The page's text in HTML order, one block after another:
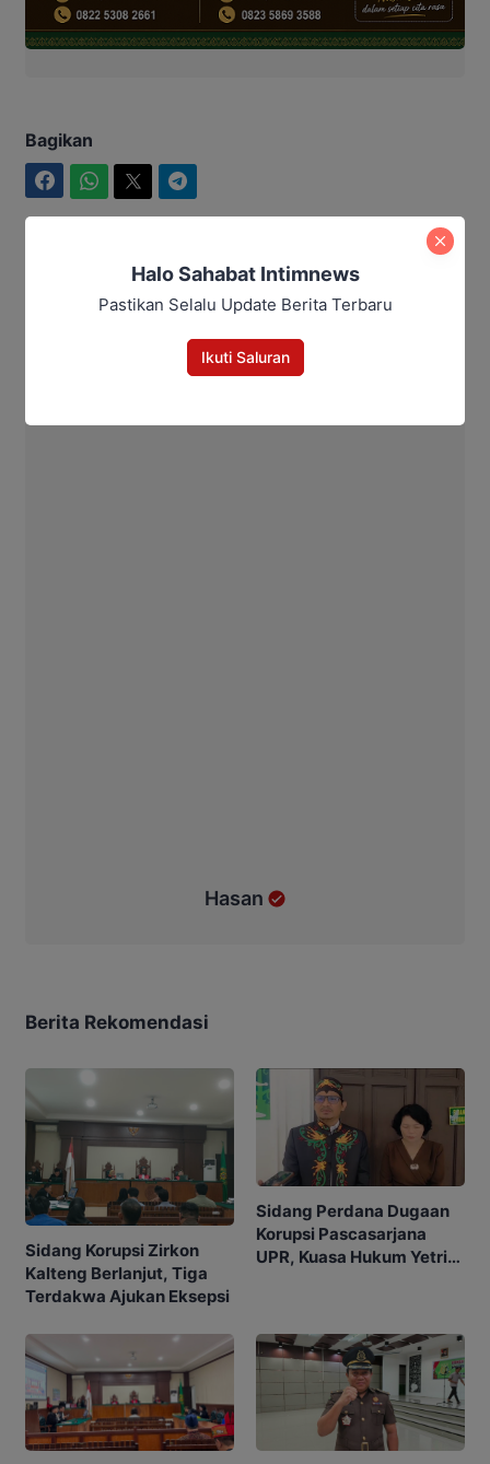
Bagikan
Hasan
Berita Rekomendasi
Sidang Korupsi Zirkon
Kalteng Berlanjut, Tiga
Terdakwa Ajukan Eksepsi
Sidang Perdana Dugaan
Korupsi Pascasarjana
UPR, Kuasa Hukum Yetrie
Halo Sahabat Intimnews
Pastikan Selalu Update Berita Terbaru
Ikuti Saluran